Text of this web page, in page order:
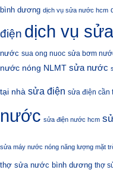
bình dương dịch vụ sửa nước hcm
điện dịch vụ
nước sua ong nuoc sửa bơm
nước nóng NLMT sửa nước
tại nhà sửa điện sửa điện cần
nước sửa điện nước hcm
sửa máy nước nóng năng lượng mặt
thợ sửa nước bình dương thợ